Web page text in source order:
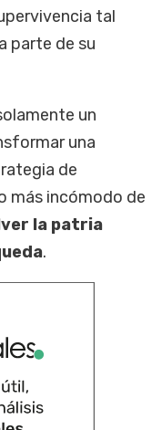
tal
parte de su
un
una
de
más incómodo de
la patria
.